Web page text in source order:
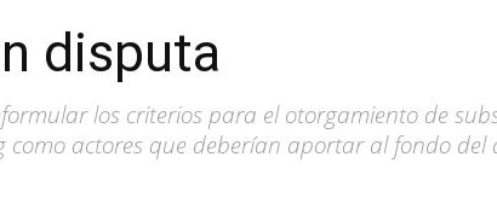
disputa
los criterios para el otorgamiento de
actores que deberían aportar al fondo del